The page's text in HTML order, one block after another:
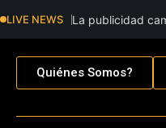
LIVE NEWS La publicidad
Quiénes Somos?